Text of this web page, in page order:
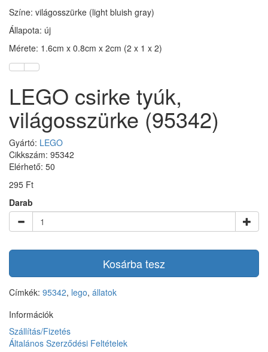
Színe: világosszürke (light bluish gray)
Állapota: új
Mérete: 1.6cm x 0.8cm x 2cm (2 x 1 x 2)
LEGO csirke tyúk,
világosszürke (95342)
Gyártó: LEGO
Cikkszám: 95342
Elérhető: 50
295 Ft
Darab
Kosárba tesz
Címkék: 95342, lego, állatok
Információk
Szállítás/Fizetés
Általános Szerződési Feltételek